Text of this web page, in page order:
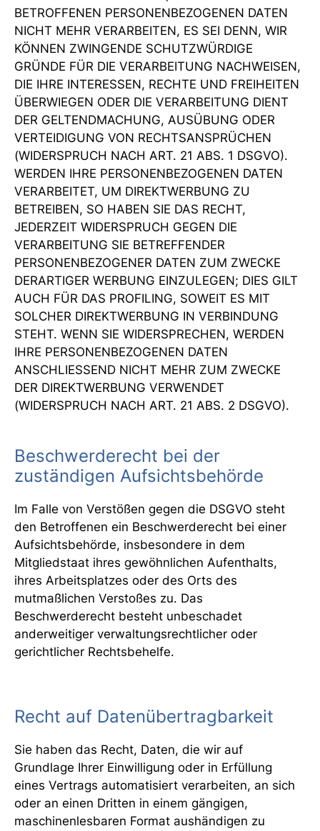
BETROFFENEN PERSONENBEZOGENEN DATEN
NICHT MEHR VERARBEITEN, ES SEI DENN, WIR
KÖNNEN ZWINGENDE SCHUTZWÜRDIGE
GRÜNDE FÜR DIE VERARBEITUNG NACHWEISEN,
DIE IHRE INTERESSEN, RECHTE UND FREIHEITEN
ÜBERWIEGEN ODER DIE VERARBEITUNG DIENT
DER GELTENDMACHUNG, AUSÜBUNG ODER
VERTEIDIGUNG VON RECHTSANSPRÜCHEN
(WIDERSPRUCH NACH ART. 21 ABS. 1 DSGVO).
WERDEN IHRE PERSONENBEZOGENEN DATEN
VERARBEITET, UM DIREKTWERBUNG ZU
BETREIBEN, SO HABEN SIE DAS RECHT,
JEDERZEIT WIDERSPRUCH GEGEN DIE
VERARBEITUNG SIE BETREFFENDER
PERSONENBEZOGENER DATEN ZUM ZWECKE
DERARTIGER WERBUNG EINZULEGEN; DIES GILT
AUCH FÜR DAS PROFILING, SOWEIT ES MIT
SOLCHER DIREKTWERBUNG IN VERBINDUNG
STEHT. WENN SIE WIDERSPRECHEN, WERDEN
IHRE PERSONENBEZOGENEN DATEN
ANSCHLIESSEND NICHT MEHR ZUM ZWECKE
DER DIREKTWERBUNG VERWENDET
(WIDERSPRUCH NACH ART. 21 ABS. 2 DSGVO).
Beschwerderecht bei der
zuständigen Aufsichtsbehörde
Im Falle von Verstößen gegen die DSGVO steht
den Betroffenen ein Beschwerderecht bei einer
Aufsichtsbehörde, insbesondere in dem
Mitgliedstaat ihres gewöhnlichen Aufenthalts,
ihres Arbeitsplatzes oder des Orts des
mutmaßlichen Verstoßes zu. Das
Beschwerderecht besteht unbeschadet
anderweitiger verwaltungsrechtlicher oder
gerichtlicher Rechtsbehelfe.
Recht auf Datenübertragbarkeit
Sie haben das Recht, Daten, die wir auf
Grundlage Ihrer Einwilligung oder in Erfüllung
eines Vertrags automatisiert verarbeiten, an sich
oder an einen Dritten in einem gängigen,
maschinenlesbaren Format aushändigen zu